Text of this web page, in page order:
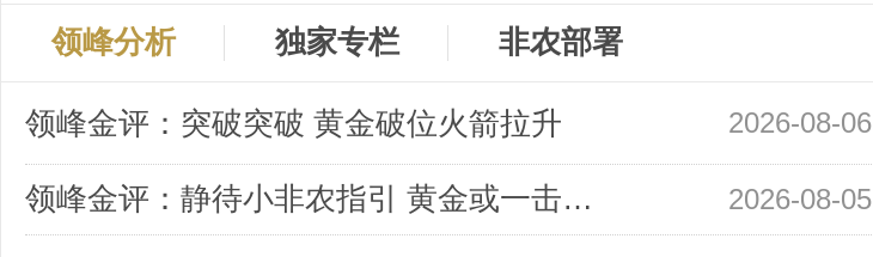
领峰分析 独家专栏 非农部署
领峰金评：突破突破 黄金破位火箭拉升 2026-08-06
领峰金评：静待小非农指引 黄金或一击破局 2026-08-05